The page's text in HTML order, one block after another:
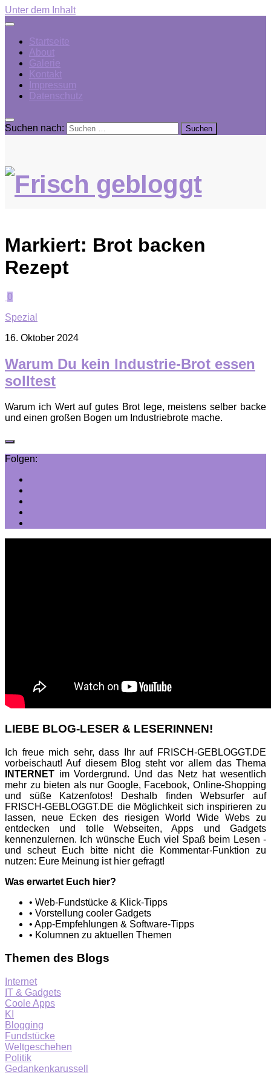
Unter dem Inhalt
Startseite
About
Galerie
Kontakt
Impressum
Datenschutz
Suchen nach:
Markiert: Brot backen
Rezept
0
Spezial
16. Oktober 2024
Warum Du kein Industrie-Brot essen
solltest
Warum ich Wert auf gutes Brot lege, meistens selber backe
und einen großen Bogen um Industriebrote mache.
Folgen:
LIEBE BLOG-LESER & LESERINNEN!
Ich freue mich sehr, dass Ihr auf FRISCH-GEBLOGGT.DE
vorbeischaut! Auf diesem Blog steht vor allem das Thema
INTERNET im Vordergrund. Und das Netz hat wesentlich
mehr zu bieten als nur Google, Facebook, Online-Shopping
und süße Katzenfotos! Deshalb finden Websurfer auf
FRISCH-GEBLOGGT.DE die Möglichkeit sich inspirieren zu
lassen, neue Ecken des riesigen World Wide Webs zu
entdecken und tolle Webseiten, Apps und Gadgets
kennenzulernen. Ich wünsche Euch viel Spaß beim Lesen -
und scheut Euch bitte nicht die Kommentar-Funktion zu
nutzen: Eure Meinung ist hier gefragt!
Was erwartet Euch hier?
• Web-Fundstücke & Klick-Tipps
• Vorstellung cooler Gadgets
• App-Empfehlungen & Software-Tipps
• Kolumnen zu aktuellen Themen
Themen des Blogs
Internet
IT & Gadgets
Coole Apps
KI
Blogging
Fundstücke
Weltgeschehen
Politik
Gedankenkarussell